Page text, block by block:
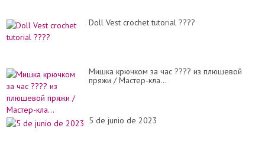
Doll Vest crochet tutorial ????
Мишка крючком за час ???? из плюшевой
пряжи / Мастер-кла...
5 de junio de 2023